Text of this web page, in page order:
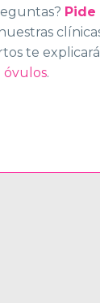
Pide
te
óvulos.